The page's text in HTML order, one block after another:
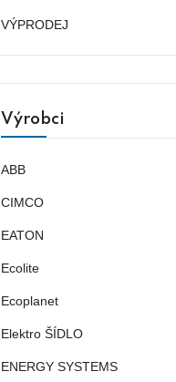
VÝPRODEJ
Výrobci
ABB
CIMCO
EATON
Ecolite
Ecoplanet
Elektro ŠÍDLO
ENERGY SYSTEMS